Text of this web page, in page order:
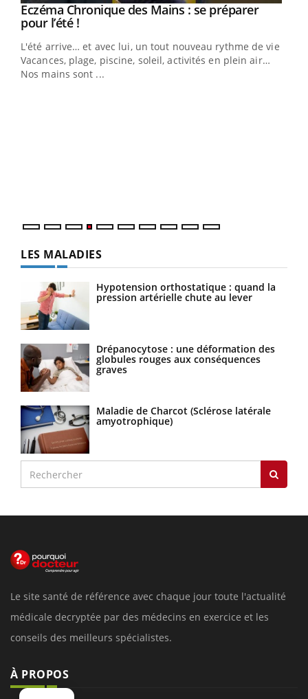
Youtube
Eczéma Chronique des Mains : se préparer
pour l’été !Youtube
L'été arrive… et avec lui, un tout nouveau rythme de vie !
Vacances, plage, piscine, soleil, activités en plein air…
Nos mains sont ...
LES MALADIES
Hypotension orthostatique : quand la
pression artérielle chute au lever
Drépanocytose : une déformation des
globules rouges aux conséquences
graves
Maladie de Charcot (Sclérose latérale
amyotrophique)
Le site santé de référence avec chaque jour toute l'actualité
médicale decryptée par des médecins en exercice et les
conseils des meilleurs spécialistes.
À PROPOS